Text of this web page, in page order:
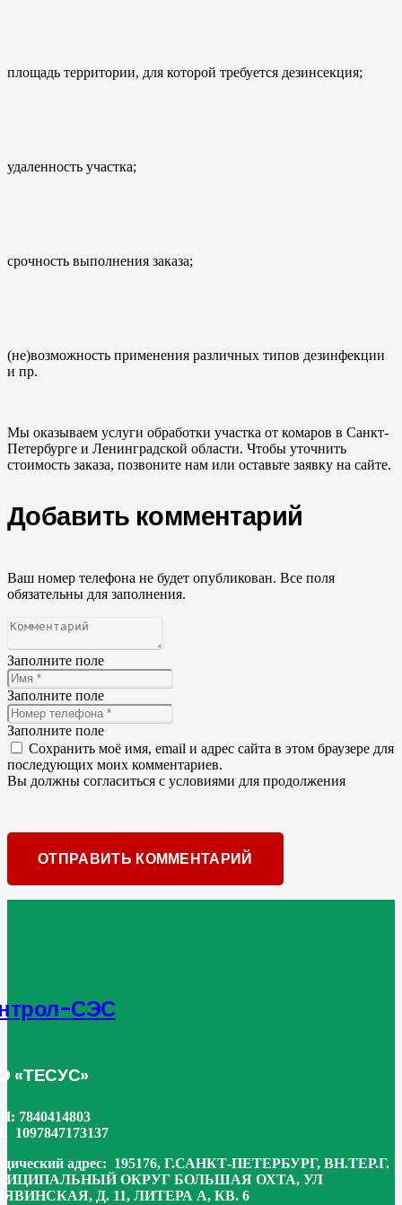
площадь территории, для которой требуется дезинсекция;
удаленность участка;
срочность выполнения заказа;
(не)возможность применения различных типов дезинфекции
и пр.
Мы оказываем услуги обработки участка от комаров в Санкт-
Петербурге и Ленинградской области. Чтобы уточнить
стоимость заказа, позвоните нам или оставьте заявку на сайте.
Добавить комментарий
Ваш номер телефона не будет опубликован. Все поля
обязательны для заполнения.
Заполните поле
Заполните поле
Заполните поле
Сохранить моё имя, email и адрес сайта в этом браузере для
последующих моих комментариев.
Вы должны согласиться с условиями для продолжения
ОТПРАВИТЬ КОММЕНТАРИЙ
СЭС
«ТЕСУС»
7840414803
1097847173137
адрес: 195176, Г.САНКТ-ПЕТЕРБУРГ, ВН.ТЕР.Г.
ОКРУГ БОЛЬШАЯ ОХТА, УЛ
Д. 11, ЛИТЕРА А, КВ. 6